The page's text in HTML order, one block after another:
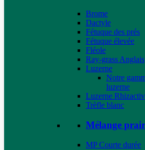
Brome
Dactyle
Fétuque des prés
Fétuque élevée
Fléole
Ray-grass Anglais
Luzerne
Notre
luzerne
Luzerne Rhizactiv
Trèfle blanc
Mélange
MP Courte durée